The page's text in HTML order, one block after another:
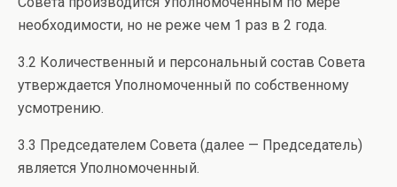
необходимости, но не реже чем 1 раз в 2 года.
3.2 Количественный и персональный состав Совета
утверждается Уполномоченный по собственному
усмотрению.
3.3 Председателем Совета (далее — Председатель)
является Уполномоченный.